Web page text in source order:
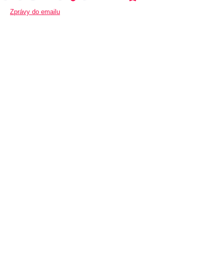
Zprávy do emailu